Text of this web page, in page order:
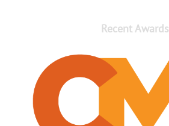
Recent Awards